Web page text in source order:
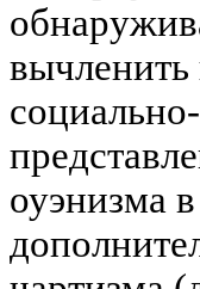
оуэнизма